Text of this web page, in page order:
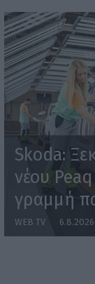
Skoda:
νέου
γραμμή
WEB TV 6.8.2026